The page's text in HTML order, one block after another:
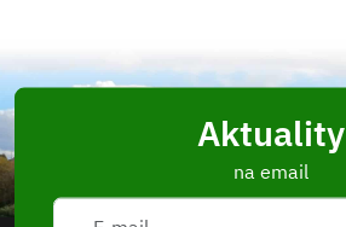
Aktuality
na email